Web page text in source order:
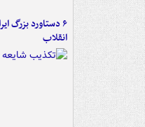
انقلاب